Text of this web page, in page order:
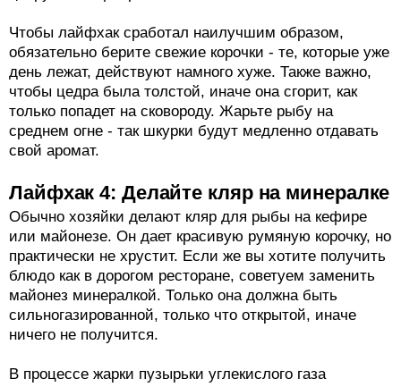
Чтобы лайфхак сработал наилучшим образом,
обязательно берите свежие корочки - те, которые уже
день лежат, действуют намного хуже. Также важно,
чтобы цедра была толстой, иначе она сгорит, как
только попадет на сковороду. Жарьте рыбу на
среднем огне - так шкурки будут медленно отдавать
свой аромат.
Лайфхак 4: Делайте кляр на минералке
Обычно хозяйки делают кляр для рыбы на кефире
или майонезе. Он дает красивую румяную корочку, но
практически не хрустит. Если же вы хотите получить
блюдо как в дорогом ресторане, советуем заменить
майонез минералкой. Только она должна быть
сильногазированной, только что открытой, иначе
ничего не получится.
В процессе жарки пузырьки углекислого газа